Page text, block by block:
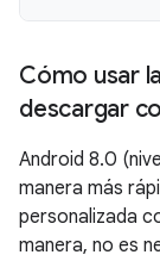
Cómo usar
descargar
Android 8.0
manera más
personalizada
manera, no es